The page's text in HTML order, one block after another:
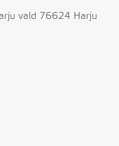
vald 76624 Harju